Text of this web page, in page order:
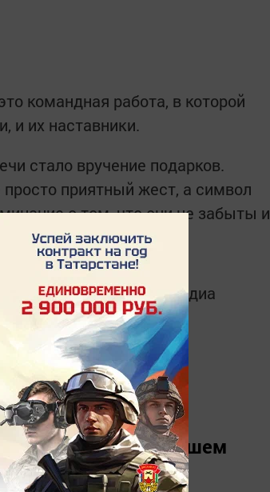
командная работа, в которой
и их наставники.
стало вручение подарков.
приятный жест, а символ
о том, что они не забыты и
Telegram-каналеТатмедиа
мессенджере MАХ:
узнать в нашем
в«Дзен».